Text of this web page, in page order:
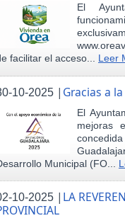
El
facilitar el acceso... Leer
10-2025 | Gracias a
El
mejoras
Municipal (FO...
10-2025 | LA